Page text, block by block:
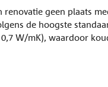
geen plaats
de hoogste
W/mK), waardoor